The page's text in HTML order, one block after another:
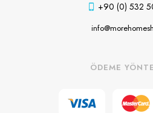
+90 (0) 532
ÖDEME